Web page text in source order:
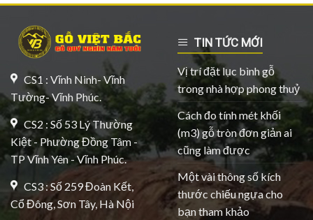
CS1 : Vĩnh Ninh- Vĩnh
Tường- Vĩnh Phúc.
CS2 : Số 53 Lý Thường
Kiệt - Phường Đồng Tâm -
TP Vĩnh Yên - Vĩnh Phúc.
CS3 : Số 259 Đoàn Kết,
Cổ Đông, Sơn Tây, Hà Nội
TIN TỨC MỚI
Vị trí đặt lục bình gỗ
trong nhà hợp phong thuỷ
Cách đo tính mét khối
(m3) gỗ tròn đơn giản ai
cũng làm được
Một vài thông số kích
thước chiếu ngựa cho
bạn tham khảo